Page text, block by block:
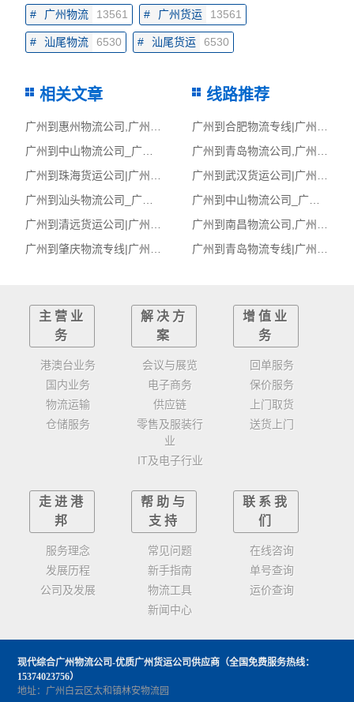
# 广州物流 13561 # 广州货运 13561
# 汕尾物流 6530 # 汕尾货运 6530
相关文章 线路推荐
主营业
务
港澳台业务
国内业务
物流运输
仓储服务
解决方
案
会议与展览
电子商务
供应链
零售及服装行
业
IT及电子行业
增值业
务
回单服务
保价服务
上门取货
送货上门
走进港
邦
服务理念
发展历程
公司及发展
帮助与
支持
常见问题
新手指南
物流工具
新闻中心
联系我
们
在线咨询
单号查询
运价查询
现代综合广州物流公司-优质广州货运公司供应商 （全国免费服务热线：
15374023756）
地址：广州白云区太和镇林安物流园